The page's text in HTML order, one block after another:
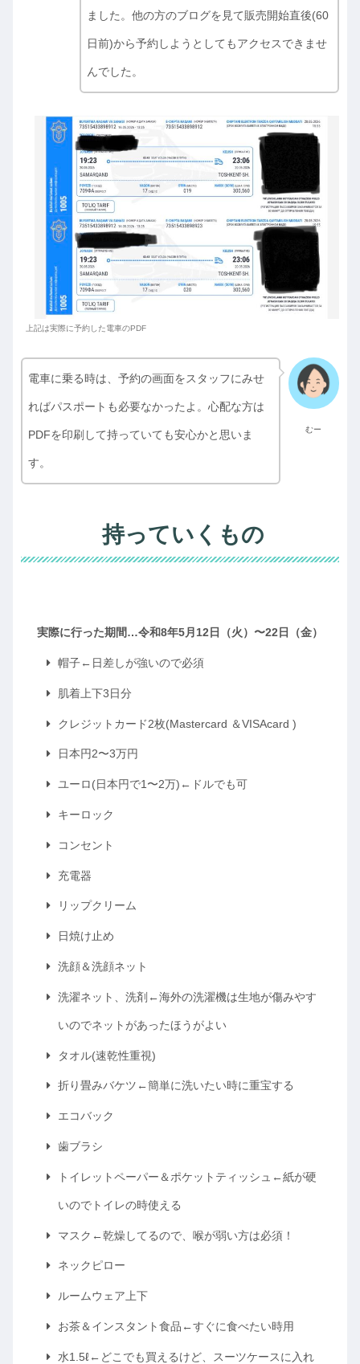
ました。他の方のブログを見て販売開始直後(60
日前)から予約しようとしてもアクセスできませ
んでした。
上記は実際に予約した電車のPDF
むー
電車に乗る時は、予約の画面をスタッフにみせ
ればパスポートも必要なかったよ。心配な方は
PDFを印刷して持っていても安心かと思いま
す。
持っていくもの
実際に行った期間…令和8年5月12日（火）〜22日（金）
帽子←日差しが強いので必須
肌着上下3日分
クレジットカード2枚(Mastercard ＆VISAcard )
日本円2〜3万円
ユーロ(日本円で1〜2万)←ドルでも可
キーロック
コンセント
充電器
リップクリーム
日焼け止め
洗顔＆洗顔ネット
洗濯ネット、洗剤←海外の洗濯機は生地が傷みやす
いのでネットがあったほうがよい
タオル(速乾性重視)
折り畳みバケツ←簡単に洗いたい時に重宝する
エコバック
歯ブラシ
トイレットペーパー＆ポケットティッシュ←紙が硬
いのでトイレの時使える
マスク←乾燥してるので、喉が弱い方は必須！
ネックピロー
ルームウェア上下
お茶＆インスタント食品←すぐに食べたい時用
水1.5ℓ←どこでも買えるけど、スーツケースに入れ